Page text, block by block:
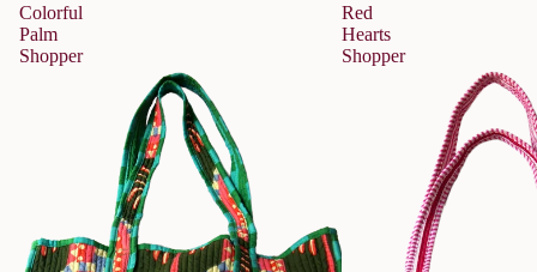
Colorful
Palm
Shopper
Red
Hearts
Shopper